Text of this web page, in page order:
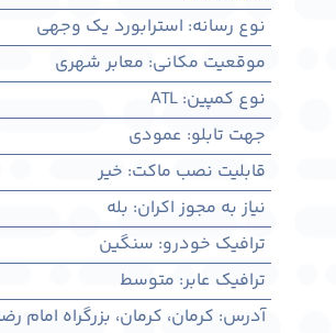
نوع رسانه: استرابورد یک وجهی
موقعیت مکانی: معابر شهری
نوع کمپین:
ATL
جهت تابلو: عمودی
قابلیت نصب ماکت: خیر
نیاز به مجوز اکران: بله
ترافیک خودرو: سنگین
ترافیک عابر: متوسط
آدرس: کرمان، كرمان، بزرگراه امام